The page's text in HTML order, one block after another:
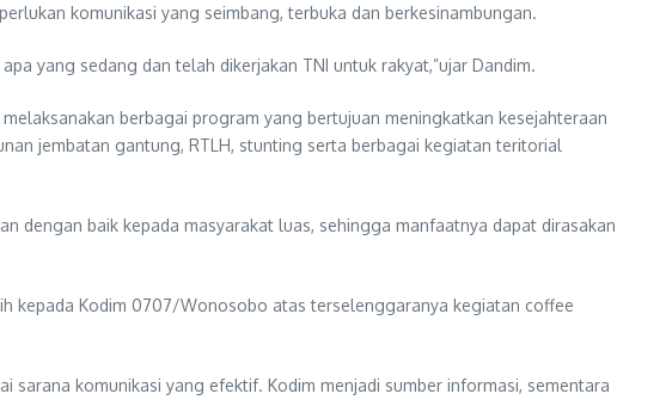
komunikasi yang seimbang, terbuka dan berkesinambungan.
yang sedang dan telah dikerjakan TNI untuk rakyat,”ujar Dandim.
berbagai program yang bertujuan meningkatkan kesejahteraan
jembatan gantung, RTLH, stunting serta berbagai kegiatan teritorial
dengan baik kepada masyarakat luas, sehingga manfaatnya dapat dirasakan
kepada Kodim 0707/Wonosobo atas terselenggaranya kegiatan coffee
komunikasi yang efektif. Kodim menjadi sumber informasi, sementara